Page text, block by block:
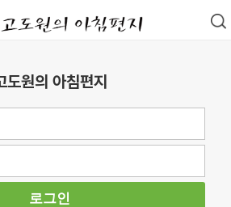
도원의 아침편지
로그인